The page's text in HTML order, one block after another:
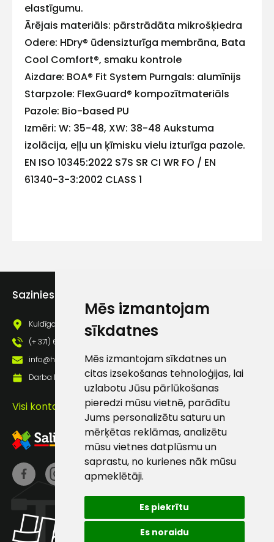
Mēs izmantojam
sīkdatnes
Mēs izmantojam sīkdatnes un
citas izsekošanas tehnoloģijas, lai
uzlabotu Jūsu pārlūkošanas
pieredzi mūsu vietnē, parādītu
Jums personalizētu saturu un
mērķētas reklāmas, analizētu
mūsu vietnes datplūsmu un
saprastu, no kurienes nāk mūsu
apmeklētāji.
Es piekrītu
Es noraidu
elastīgumu.
Ārējais materiāls: pārstrādāta mikrošķiedra
Odere: HDry® ūdensizturīga membrāna, Bata
Cool Comfort®, smaku kontrole
Aizdare: BOA® Fit System Purngals: alumīnijs
Starpzole: FlexGuard® kompozītmateriāls
Pazole: Bio-based PU
Izmēri: W: 35-48, XW: 38-48 Aukstuma
izolācija, eļļu un ķīmisku vielu izturīga pazole.
EN ISO 10345:2022 S7S SR CI WR FO / EN
61340-3-3:2002 CLASS 1
Sazinies ar mums
Kuldīgas iela 69a, Saldus, Saldus nov., LV - 3801
(+ 371) 63 881 186
info@hards.lv
Darba laiks: Darbadienās: 8:00 - 17:00
Visi kontakti
Ziņojums
Sūtīt ziņojumu
Klientu
atbalsts
Darbdienās:
8:00 – 17:00
info@hards.lv